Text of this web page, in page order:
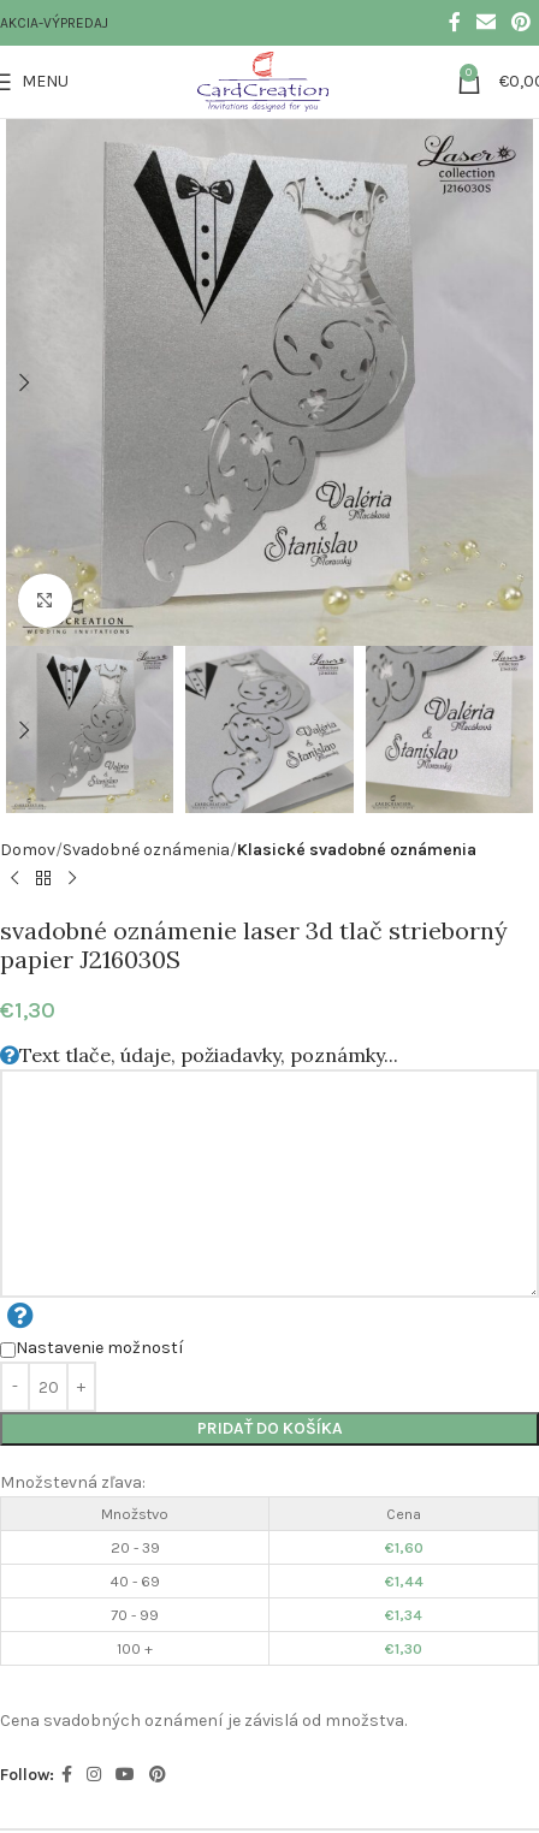
AKCIA-VÝPREDAJ
MENU 0 €
Klikni pre zväčšenie
Domov Svadobné oznámenia Klasické svadobné oznámenia
svadobné oznámenie laser 3d tlač strieborný
papier J216030S
€1,30
Text tlače, údaje, požiadavky, poznámky...
Nastavenie možností
PRIDAŤ DO KOŠÍKA
Množstevná zľava:
Množstvo
Cena
20 - 39
€1,60
40 - 69
€1,44
70 - 99
€1,34
100 +
€1,30
Cena svadobných oznámení je závislá od množstva.
Follow: